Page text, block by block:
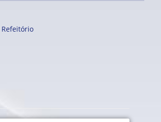
Refeitório